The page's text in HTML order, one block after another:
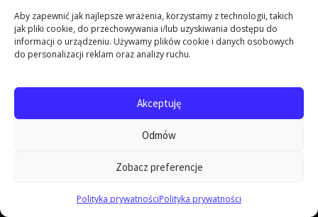
Aby zapewnić jak najlepsze wrażenia, korzystamy z technologii, takich
jak pliki cookie, do przechowywania i/lub uzyskiwania dostępu do
informacji o urządzeniu. Używamy plików cookie i danych osobowych
do personalizacji reklam oraz analizy ruchu.
Akceptuję
Odmów
Zobacz preferencje
Polityka prywatnościPolityka prywatności
Copyright 2017 - 2026 E-opel24.pl - Firma MIJ © All